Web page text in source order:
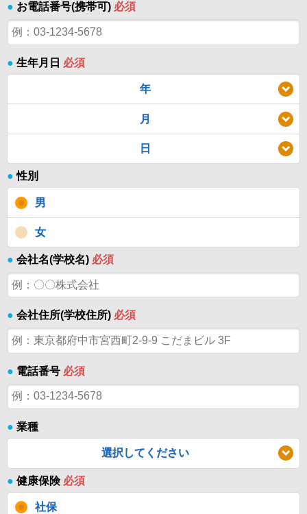
● お電話番号(携帯可) 必須
● 生年月日 必須
年
月
日
● 性別
男
女
● 会社名(学校名) 必須
● 会社住所(学校住所) 必須
● 電話番号 必須
● 業種
選択してください
● 健康保険 必須
社保